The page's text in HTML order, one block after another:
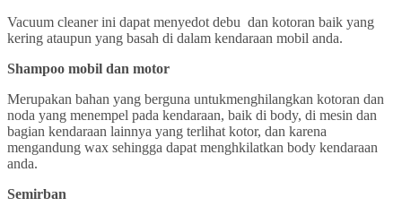
Vacuum cleaner ini dapat menyedot debu dan kotoran baik yang
kering ataupun yang basah di dalam kendaraan mobil anda.
Shampoo mobil dan motor
Merupakan bahan yang berguna untukmenghilangkan kotoran dan
noda yang menempel pada kendaraan, baik di body, di mesin dan
bagian kendaraan lainnya yang terlihat kotor, dan karena
mengandung wax sehingga dapat menghkilatkan body kendaraan
anda.
Semirban